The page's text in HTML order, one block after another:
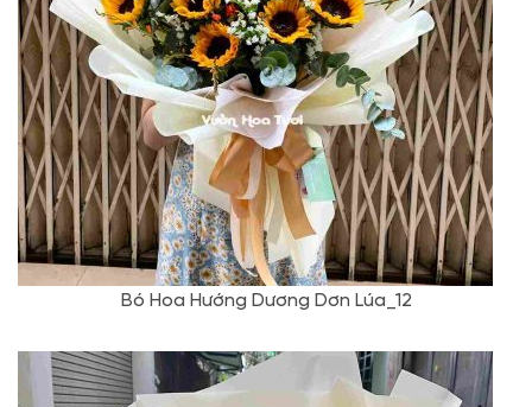
Bó Hoa Hướng Dương Dơn Lúa_12